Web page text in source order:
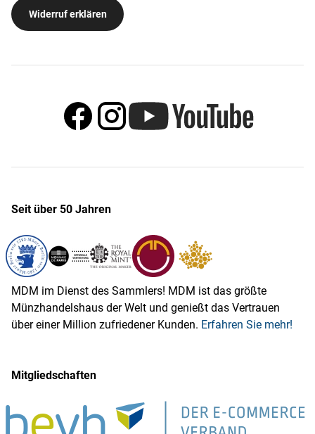
Widerruf erklären
Seit über 50 Jahren
MDM im Dienst des Sammlers! MDM ist das größte
Münzhandelshaus der Welt und genießt das Vertrauen
über einer Million zufriedener Kunden. Erfahren Sie mehr!
Mitgliedschaften